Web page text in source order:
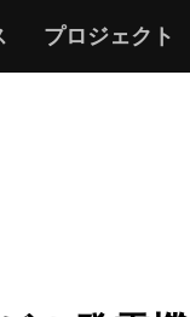
プロジェクト